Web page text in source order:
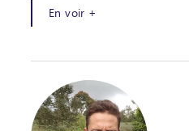
En voir +